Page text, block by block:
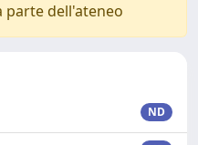
parte dell'ateneo
ND